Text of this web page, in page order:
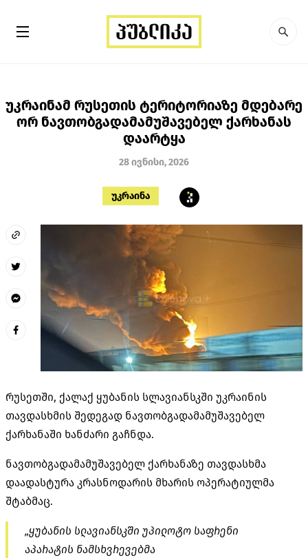
უკრაინამ რუსეთის ტერიტორიაზე მდებარე
ორ ნავთობგადამამუშავებელ ქარხანას
დაარტყა
28 ივნისი, 2026
უკრაინა
რუსეთში, ქალაქ ყუბანის სლავიანსკში უკრაინის
თავდასხმის შედეგად ნავთობგადამამუშავებელ
ქარხანაში ხანძარი გაჩნდა.
ნავთობგადამამუშავებელ ქარხანაზე თავდასხმა
დაადასტურა კრასნოდარის მხარის ოპერატიულმა
შტაბმაც.
„ყუბანის სლავიანსკში უპილოტო საფრენი
აპარატის ნამსხვრევებმა